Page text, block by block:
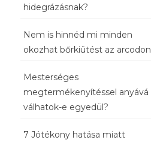
hidegrázásnak?
Nem is hinnéd mi minden
okozhat bőrkiütést az arcodon
Mesterséges
megtermékenyítéssel anyává
válhatok-e egyedül?
7 Jótékony hatása miatt